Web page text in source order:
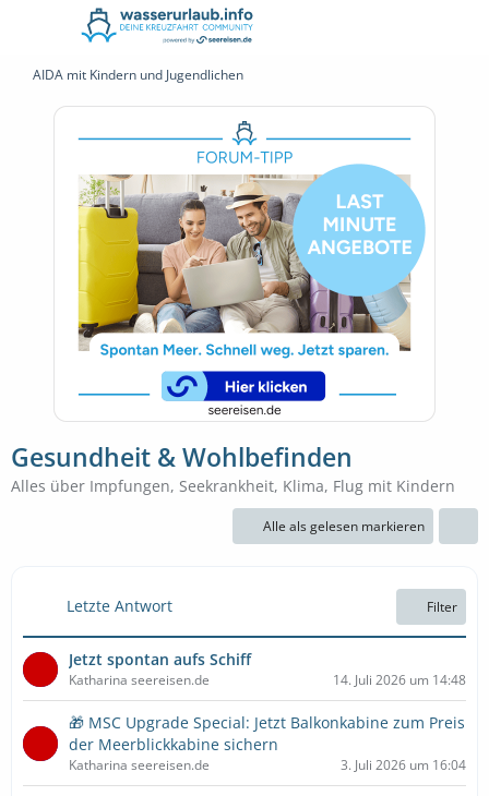
AIDA mit Kindern und Jugendlichen
Gesundheit & Wohlbefinden
Alles über Impfungen, Seekrankheit, Klima, Flug mit Kindern
Alle als gelesen markieren
Letzte Antwort Filter
Jetzt spontan aufs Schiff
Katharina seereisen.de 14. Juli 2026 um 14:48
🎁 MSC Upgrade Special: Jetzt Balkonkabine zum Preis
der Meerblickkabine sichern
Katharina seereisen.de 3. Juli 2026 um 16:04